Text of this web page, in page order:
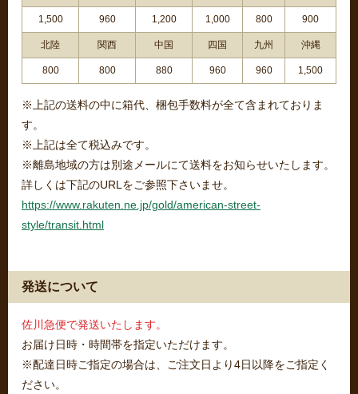
1,500 960 1,200 1,000 800 900
北陸 関西 中国 四国 九州 沖縄
800 800 880 960 960 1,500
※上記の送料の中に箱代、梱包手数料が全て含まれておりま
す。
※上記は全て税込みです。
※離島地域の方は別途メールにて送料をお知らせいたします。
詳しくは下記のURLをご参照下さいませ。
https://www.rakuten.ne.jp/gold/american-street-
style/transit.html
発送について
佐川急便で発送いたします。
お届け日時・時間帯を指定いただけます。
※配達日時ご指定の場合は、ご注文日より4日以降をご指定く
ださい。